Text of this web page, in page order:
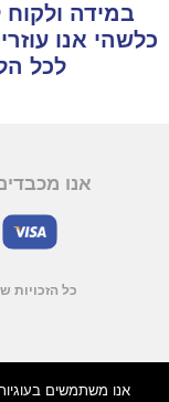
במידה
כלשהי אנו
לכל
אנו
כל הזכויות
אנו משתמשים